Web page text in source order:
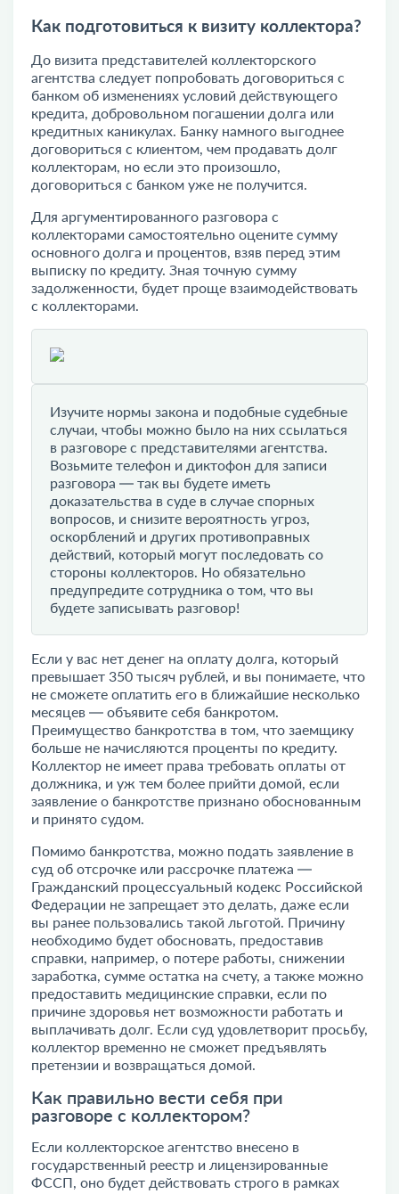
Как подготовиться к визиту коллектора?
До визита представителей коллекторского
агентства следует попробовать договориться с
банком об изменениях условий действующего
кредита, добровольном погашении долга или
кредитных каникулах. Банку намного выгоднее
договориться с клиентом, чем продавать долг
коллекторам, но если это произошло,
договориться с банком уже не получится.
Для аргументированного разговора с
коллекторами самостоятельно оцените сумму
основного долга и процентов, взяв перед этим
выписку по кредиту. Зная точную сумму
задолженности, будет проще взаимодействовать
с коллекторами.
Изучите нормы закона и подобные судебные
случаи, чтобы можно было на них ссылаться
в разговоре с представителями агентства.
Возьмите телефон и диктофон для записи
разговора — так вы будете иметь
доказательства в суде в случае спорных
вопросов, и снизите вероятность угроз,
оскорблений и других противоправных
действий, который могут последовать со
стороны коллекторов. Но обязательно
предупредите сотрудника о том, что вы
будете записывать разговор!
Если у вас нет денег на оплату долга, который
превышает 350 тысяч рублей, и вы понимаете, что
не сможете оплатить его в ближайшие несколько
месяцев — объявите себя банкротом.
Преимущество банкротства в том, что заемщику
больше не начисляются проценты по кредиту.
Коллектор не имеет права требовать оплаты от
должника, и уж тем более прийти домой, если
заявление о банкротстве признано обоснованным
и принято судом.
Помимо банкротства, можно подать заявление в
суд об отсрочке или рассрочке платежа —
Гражданский процессуальный кодекс Российской
Федерации не запрещает это делать, даже если
вы ранее пользовались такой льготой. Причину
необходимо будет обосновать, предоставив
справки, например, о потере работы, снижении
заработка, сумме остатка на счету, а также можно
предоставить медицинские справки, если по
причине здоровья нет возможности работать и
выплачивать долг. Если суд удовлетворит просьбу,
коллектор временно не сможет предъявлять
претензии и возвращаться домой.
Как правильно вести себя при
разговоре с коллектором?
Если коллекторское агентство внесено в
государственный реестр и лицензированные
ФССП, оно будет действовать строго в рамках